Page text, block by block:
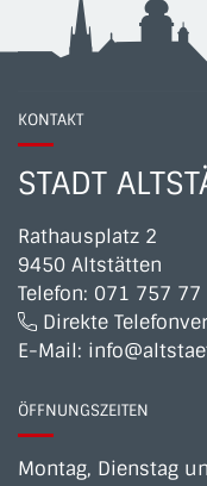
KONTAKT
STADT
Rathausplatz 2
9450 Altstätten
Telefon: 071 757 77
Direkte
E-Mail:
ÖFFNUNGSZEITEN
Montag, Dienstag